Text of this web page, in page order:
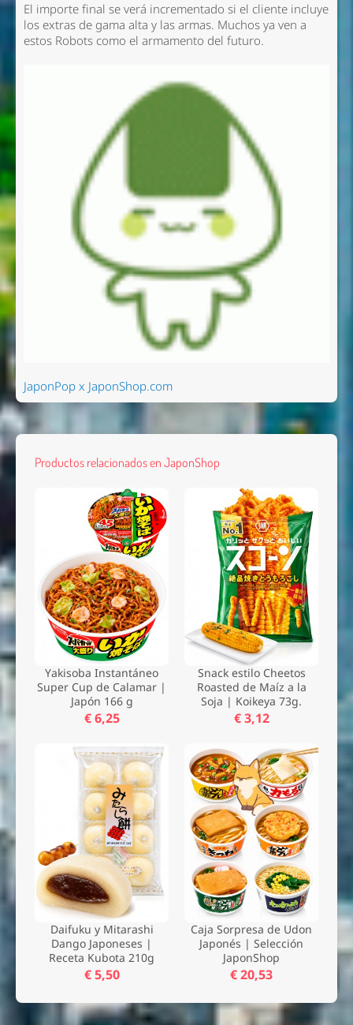
El importe final se verá incrementado si el cliente incluye
los extras de gama alta y las armas. Muchos ya ven a
estos Robots como el armamento del futuro.
JaponPop x JaponShop.com
Productos relacionados en JaponShop
Yakisoba Instantáneo
Super Cup de Calamar |
Japón 166 g
€ 6,25
Snack estilo Cheetos
Roasted de Maíz a la
Soja | Koikeya 73g.
€ 3,12
Daifuku y Mitarashi
Dango Japoneses |
Receta Kubota 210g
€ 5,50
Caja Sorpresa de Udon
Japonés | Selección
JaponShop
€ 20,53